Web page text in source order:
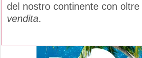
del nostro continente con oltre
vendita.